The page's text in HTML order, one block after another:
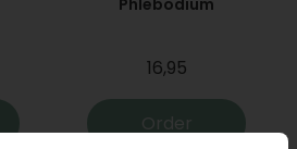
16,95
Order